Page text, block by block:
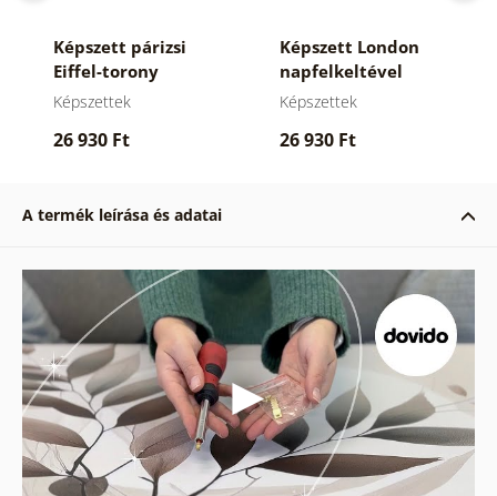
Képszett párizsi
Eiffel-torony
Képszettek
26 930 Ft
Képszett London
napfelkeltével
Képszettek
26 930 Ft
A termék leírása és adatai